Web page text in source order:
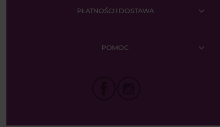
PŁATNOŚCI I DOSTAWA
POMOC